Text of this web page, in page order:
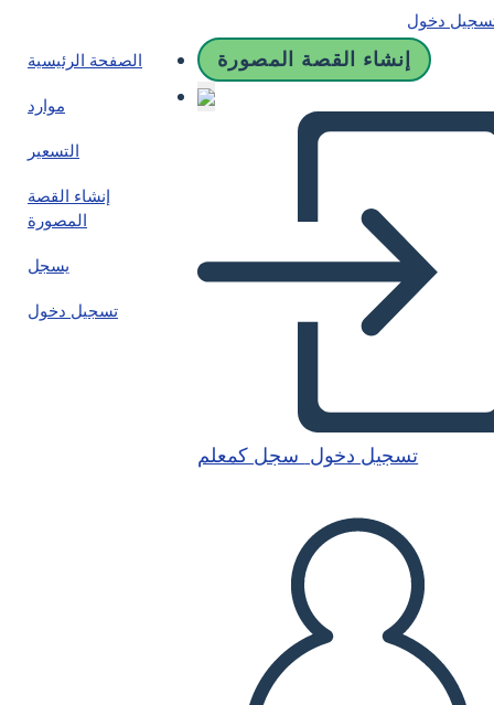
دخول
الصفحة الرئيسية
موارد
التسعير
إنشاء القصة
المصورة
يسجل
تسجيل دخول
إنشاء القصة المصورة
تسجيل دخول سجل كمعلم